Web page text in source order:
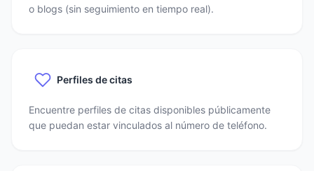
o blogs (sin seguimiento en tiempo real).
Perfiles de citas
Encuentre perfiles de citas disponibles públicamente
que puedan estar vinculados al número de teléfono.